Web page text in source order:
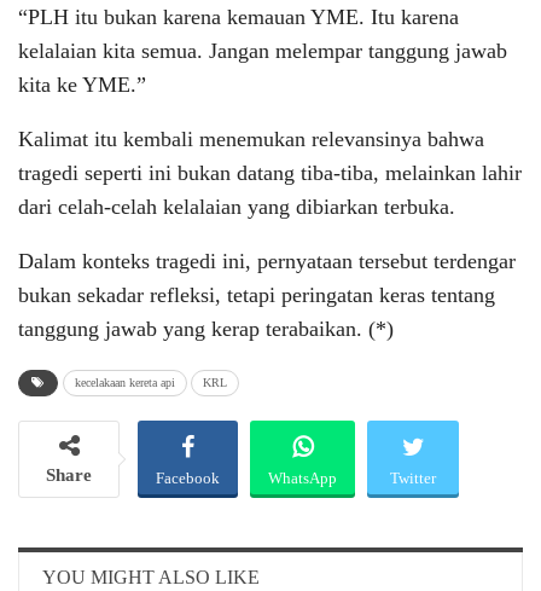
“PLH itu bukan karena kemauan YME. Itu karena
kelalaian kita semua. Jangan melempar tanggung jawab
kita ke YME.”
Kalimat itu kembali menemukan relevansinya bahwa
tragedi seperti ini bukan datang tiba-tiba, melainkan lahir
dari celah-celah kelalaian yang dibiarkan terbuka.
Dalam konteks tragedi ini, pernyataan tersebut terdengar
bukan sekadar refleksi, tetapi peringatan keras tentang
tanggung jawab yang kerap terabaikan. (*)
kecelakaan kereta api KRL
Share Facebook WhatsApp Twitter
YOU MIGHT ALSO LIKE